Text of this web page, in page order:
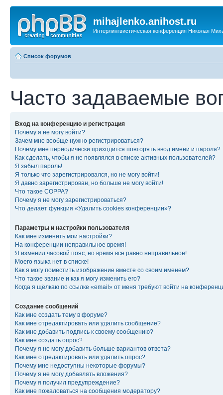
mihajlenko.anihost.ru
Интерлингвистическая конференция Николая
Список форумов
Часто задаваемые
Вход на конференцию и регистрация
Почему я не могу войти?
Зачем мне вообще нужно регистрироваться?
Почему мне периодически приходится повторять ввод имени и пароля?
Как сделать, чтобы я не появлялся в списке активных пользователей?
Я забыл пароль!
Я только что зарегистрировался, но не могу войти!
Я давно зарегистрирован, но больше не могу войти!
Что такое COPPA?
Почему я не могу зарегистрироваться?
Что делает функция «Удалить cookies конференции»?
Параметры и настройки пользователя
Как мне изменить мои настройки?
На конференции неправильное время!
Я изменил часовой пояс, но время все равно неправильное!
Моего языка нет в списке!
Как я могу поместить изображение вместе со своим именем?
Что такое звание и как я могу изменить его?
Когда я щёлкаю по ссылке «email» от меня требуют войти на
Создание сообщений
Как мне создать тему в форуме?
Как мне отредактировать или удалить сообщение?
Как мне добавить подпись к своему сообщению?
Как мне создать опрос?
Почему я не могу добавить больше вариантов ответа?
Как мне отредактировать или удалить опрос?
Почему мне недоступны некоторые форумы?
Почему я не могу добавлять вложения?
Почему я получил предупреждение?
Как мне пожаловаться на сообщения модератору?